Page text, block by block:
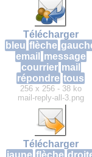
Télécharger
bleu flèche
email
message
courrier mail
répondre tous
256 x 256 - 38 ko
mail-reply-all-3.png
Télécharger